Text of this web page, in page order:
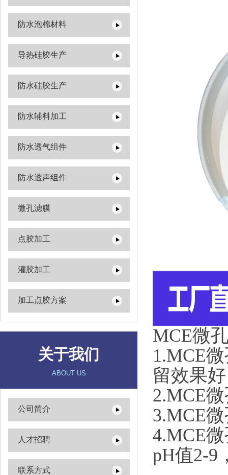
防水泡棉材料
导热硅胶生产
防水硅胶生产
防水辅料加工
防水透气组件
防水透声组件
微孔滤膜
点胶加工
灌胶加工
加工点胶方案
关于我们
ABOUT US
公司简介
人才招聘
联系方式
MCE微
1.MCE
留效果好
2.MCE
3.MCE
4.MCE
pH值2-9